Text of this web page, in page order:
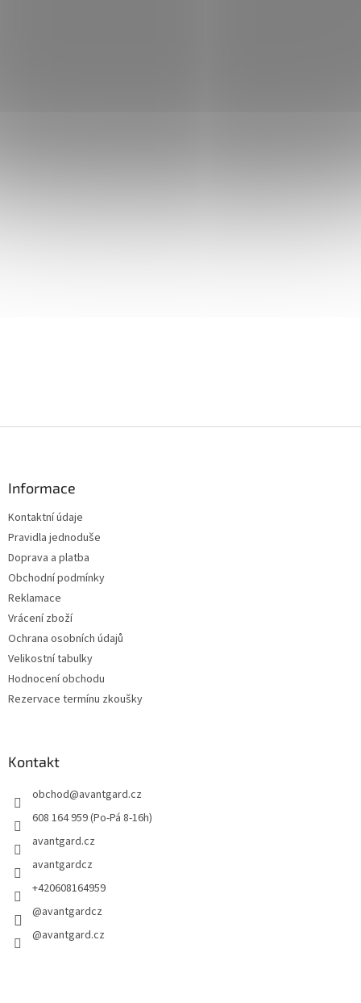
Informace
Kontaktní údaje
Pravidla jednoduše
Doprava a platba
Obchodní podmínky
Reklamace
Vrácení zboží
Ochrana osobních údajů
Velikostní tabulky
Hodnocení obchodu
Rezervace termínu zkoušky
Kontakt
obchod@avantgard.cz
608 164 959 (Po-Pá 8-16h)
avantgard.cz
avantgardcz
+420608164959
@avantgardcz
@avantgard.cz